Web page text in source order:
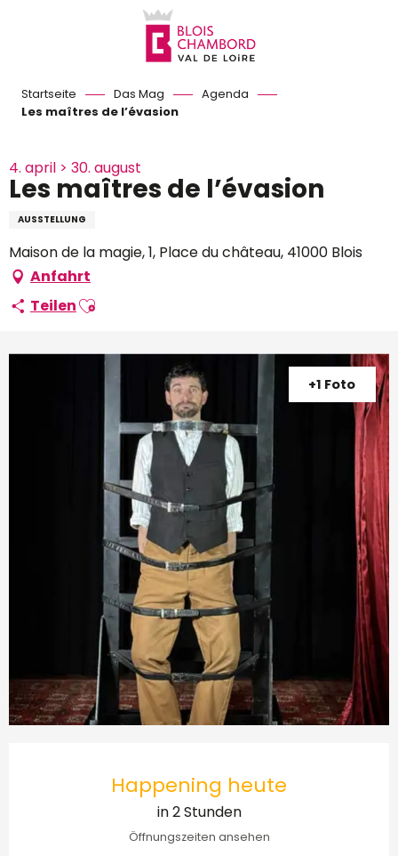
Startseite Das Mag
Agenda
Les maîtres de l’évasion
4. april > 30. august
Les maîtres de l’évasion
AUSSTELLUNG
Maison de la magie, 1, Place du château, 41000 Blois
Anfahrt
TeilenAjouter aux favoris
+1 Foto
Happening heute
in 2 Stunden
Öffnungszeiten ansehen